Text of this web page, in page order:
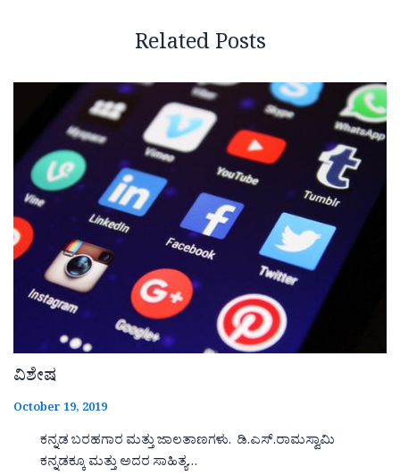
Related Posts
ವಿಶೇಷ
October 19, 2019
ಕನ್ನಡ ಬರಹಗಾರ ಮತ್ತು ಜಾಲತಾಣಗಳು. ಡಿ.ಎಸ್.ರಾಮಸ್ವಾಮಿ
ಕನ್ನಡಕ್ಕೂ ಮತ್ತು ಅದರ ಸಾಹಿತ್ಯ…